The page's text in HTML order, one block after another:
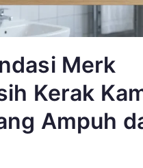
Merk
Kerak
Ampuh